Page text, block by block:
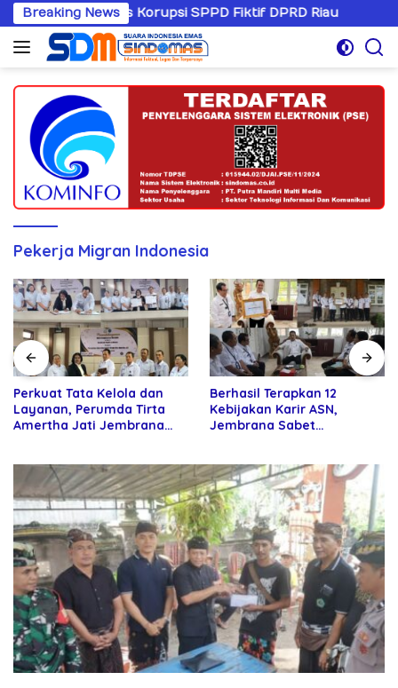
Langsung
ke
konten
Breaking News
Kasus Korupsi SPPD Fiktif DPRD Riau
Pekerja Migran Indonesia
Perkuat Tata Kelola dan
Layanan, Perumda Tirta
Amertha Jati Jembrana
Berhasil Terapkan 12
Kebijakan Karir ASN,
Jembrana Sabet